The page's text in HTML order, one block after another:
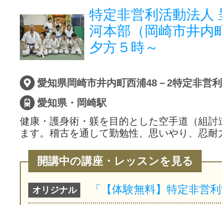
掲載のお問
サイトマッ
特定非営利活動法人
河本部（岡崎市井内
夕方５時～
愛知県・岡崎駅
健康・護身術・躾を目的とした空手道（組討
ます。稽古を通して勤勉性、思いやり、忍
開講中の講座・レッスンを見る
オリジナル